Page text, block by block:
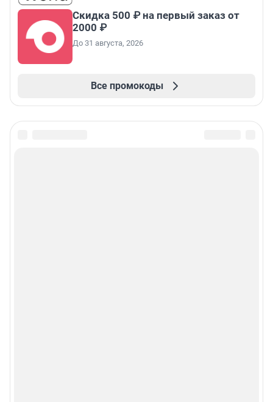
Скидка 500 ₽ на первый заказ от
2000 ₽
До 31 августа, 2026
Все промокоды